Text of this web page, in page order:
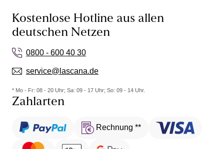
Kostenlose Hotline aus allen
deutschen Netzen
0800 - 600 40 30
service@lascana.de
* Mo - Fr: 08 - 20 Uhr; Sa: 09 - 17 Uhr; So: 09 - 14 Uhr.
Zahlarten
Rechnung **